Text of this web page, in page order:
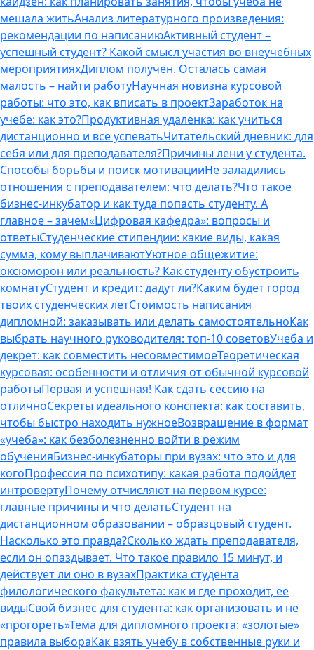
мешала житьАнализ литературного произведения:
рекомендации по написаниюАктивный студент –
успешный студент? Какой смысл участия во внеучебных
мероприятияхДиплом получен. Осталась самая
малость – найти работуНаучная новизна курсовой
работы: что это, как вписать в проектЗаработок на
учебе: как это?Продуктивная удаленка: как учиться
дистанционно и все успеватьЧитательский дневник: для
себя или для преподавателя?Причины лени у студента.
Способы борьбы и поиск мотивацииНе заладились
отношения с преподавателем: что делать?Что такое
бизнес-инкубатор и как туда попасть студенту. А
главное – зачем«Цифровая кафедра»: вопросы и
ответыСтуденческие стипендии: какие виды, какая
сумма, кому выплачиваютУютное общежитие:
оксюморон или реальность? Как студенту обустроить
комнатуСтудент и кредит: дадут ли?Каким будет город
твоих студенческих летСтоимость написания
дипломной: заказывать или делать самостоятельноКак
выбрать научного руководителя: топ-10 советовУчеба и
декрет: как совместить несовместимоеТеоретическая
курсовая: особенности и отличия от обычной курсовой
работыПервая и успешная! Как сдать сессию на
отличноСекреты идеального конспекта: как составить,
чтобы быстро находить нужноеВозвращение в формат
«учеба»: как безболезненно войти в режим
обученияБизнес-инкубаторы при вузах: что это и для
когоПрофессия по психотипу: какая работа подойдет
интровертуПочему отчисляют на первом курсе:
главные причины и что делатьСтудент на
дистанционном образовании – образцовый студент.
Насколько это правда?Сколько ждать преподавателя,
если он опаздывает. Что такое правило 15 минут, и
действует ли оно в вузахПрактика студента
филологического факультета: как и где проходит, ее
видыСвой бизнес для студента: как организовать и не
«прогореть»Тема для дипломного проекта: «золотые»
правила выбораКак взять учебу в собственные руки и